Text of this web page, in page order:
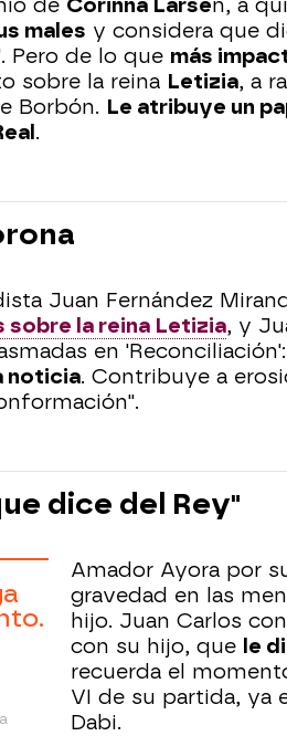
de Corinna Larsen, a
males y considera que
Pero de lo que más
sobre la reina Letizia, a
Borbón. Le atribuye un
.
Juan Fernández
sobre la reina Letizia, y
en
noticia. Contribuye a
dice del Rey"
Amador Ayora por
gravedad en las
hijo. Juan Carlos
con su hijo, que le
recuerda el
VI de su partida, ya
Dabi.